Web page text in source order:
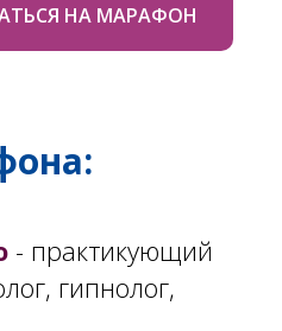
НА МАРАФОН
- практикующий
гипнолог,